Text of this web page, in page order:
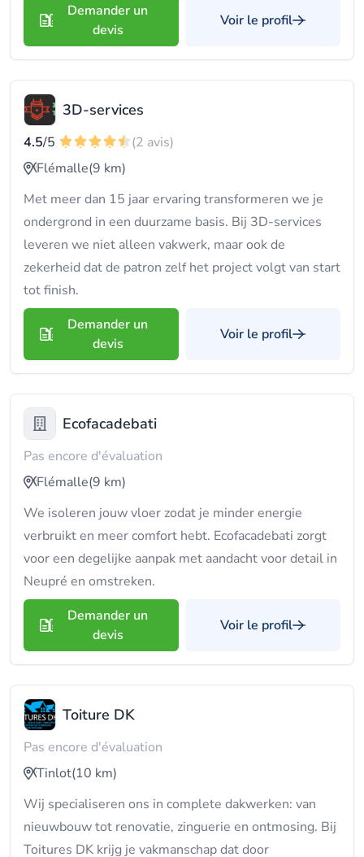
Demander un
devis
Voir le profil
3D-services
4.5/5
(2 avis)
Flémalle(9 km)
Met meer dan 15 jaar ervaring transformeren we je
ondergrond in een duurzame basis. Bij 3D-services
leveren we niet alleen vakwerk, maar ook de
zekerheid dat de patron zelf het project volgt van start
tot finish.
Demander un
devis
Voir le profil
Ecofacadebati
Pas encore d'évaluation
Flémalle(9 km)
We isoleren jouw vloer zodat je minder energie
verbruikt en meer comfort hebt. Ecofacadebati zorgt
voor een degelijke aanpak met aandacht voor detail in
Neupré en omstreken.
Demander un
devis
Voir le profil
Toiture DK
Pas encore d'évaluation
Tinlot(10 km)
Wij specialiseren ons in complete dakwerken: van
nieuwbouw tot renovatie, zinguerie en ontmosing. Bij
Toitures DK krijg je vakmanschap dat door